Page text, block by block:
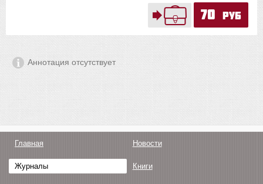
70 руб
Аннотация отсутствует
Главная Новости
Журналы Книги